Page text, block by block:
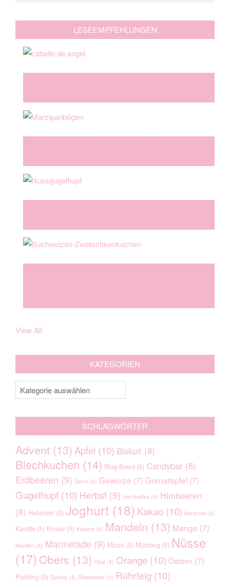
LESEEMPFEHLUNGEN
View All
KATEGORIEN
Kategorien
SCHLAGWÖRTER
Advent (13)Apfel (10) Biskuit (8)
Blechkuchen (14) Blog-Event (5) Candybar (8)
Erdbeeren (9) Germ (4) Gewürze (7) Granatapfel (7)
Gugelhupf (10) Herbst (9) Herzhaftes (4) Himbeeren
(8) Holunder (5) Joghurt (18) Kakao (10) Karamell (4)
Karotte (5) Kinder (5) Kirsche (4) Mandeln (13) Mango (7)
Marillen (4) Marmelade (9) Minze (5) Mürbteig (5) Nüsse
(17) Obers (13) Obst (4) Orange (10) Ostern (7)
Pudding (5) Quimiq (4) Rhabarber (4) Rührteig (10)